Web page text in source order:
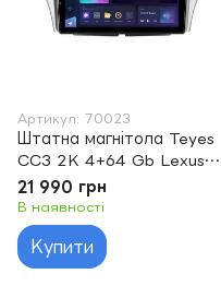
Артикул: 70023
Штатна магнітола Teyes
CC3 2K 4+64 Gb Lexus
ES250 ES300 ES330
2001-2006 9''
21 990 грн
В наявності
Купити